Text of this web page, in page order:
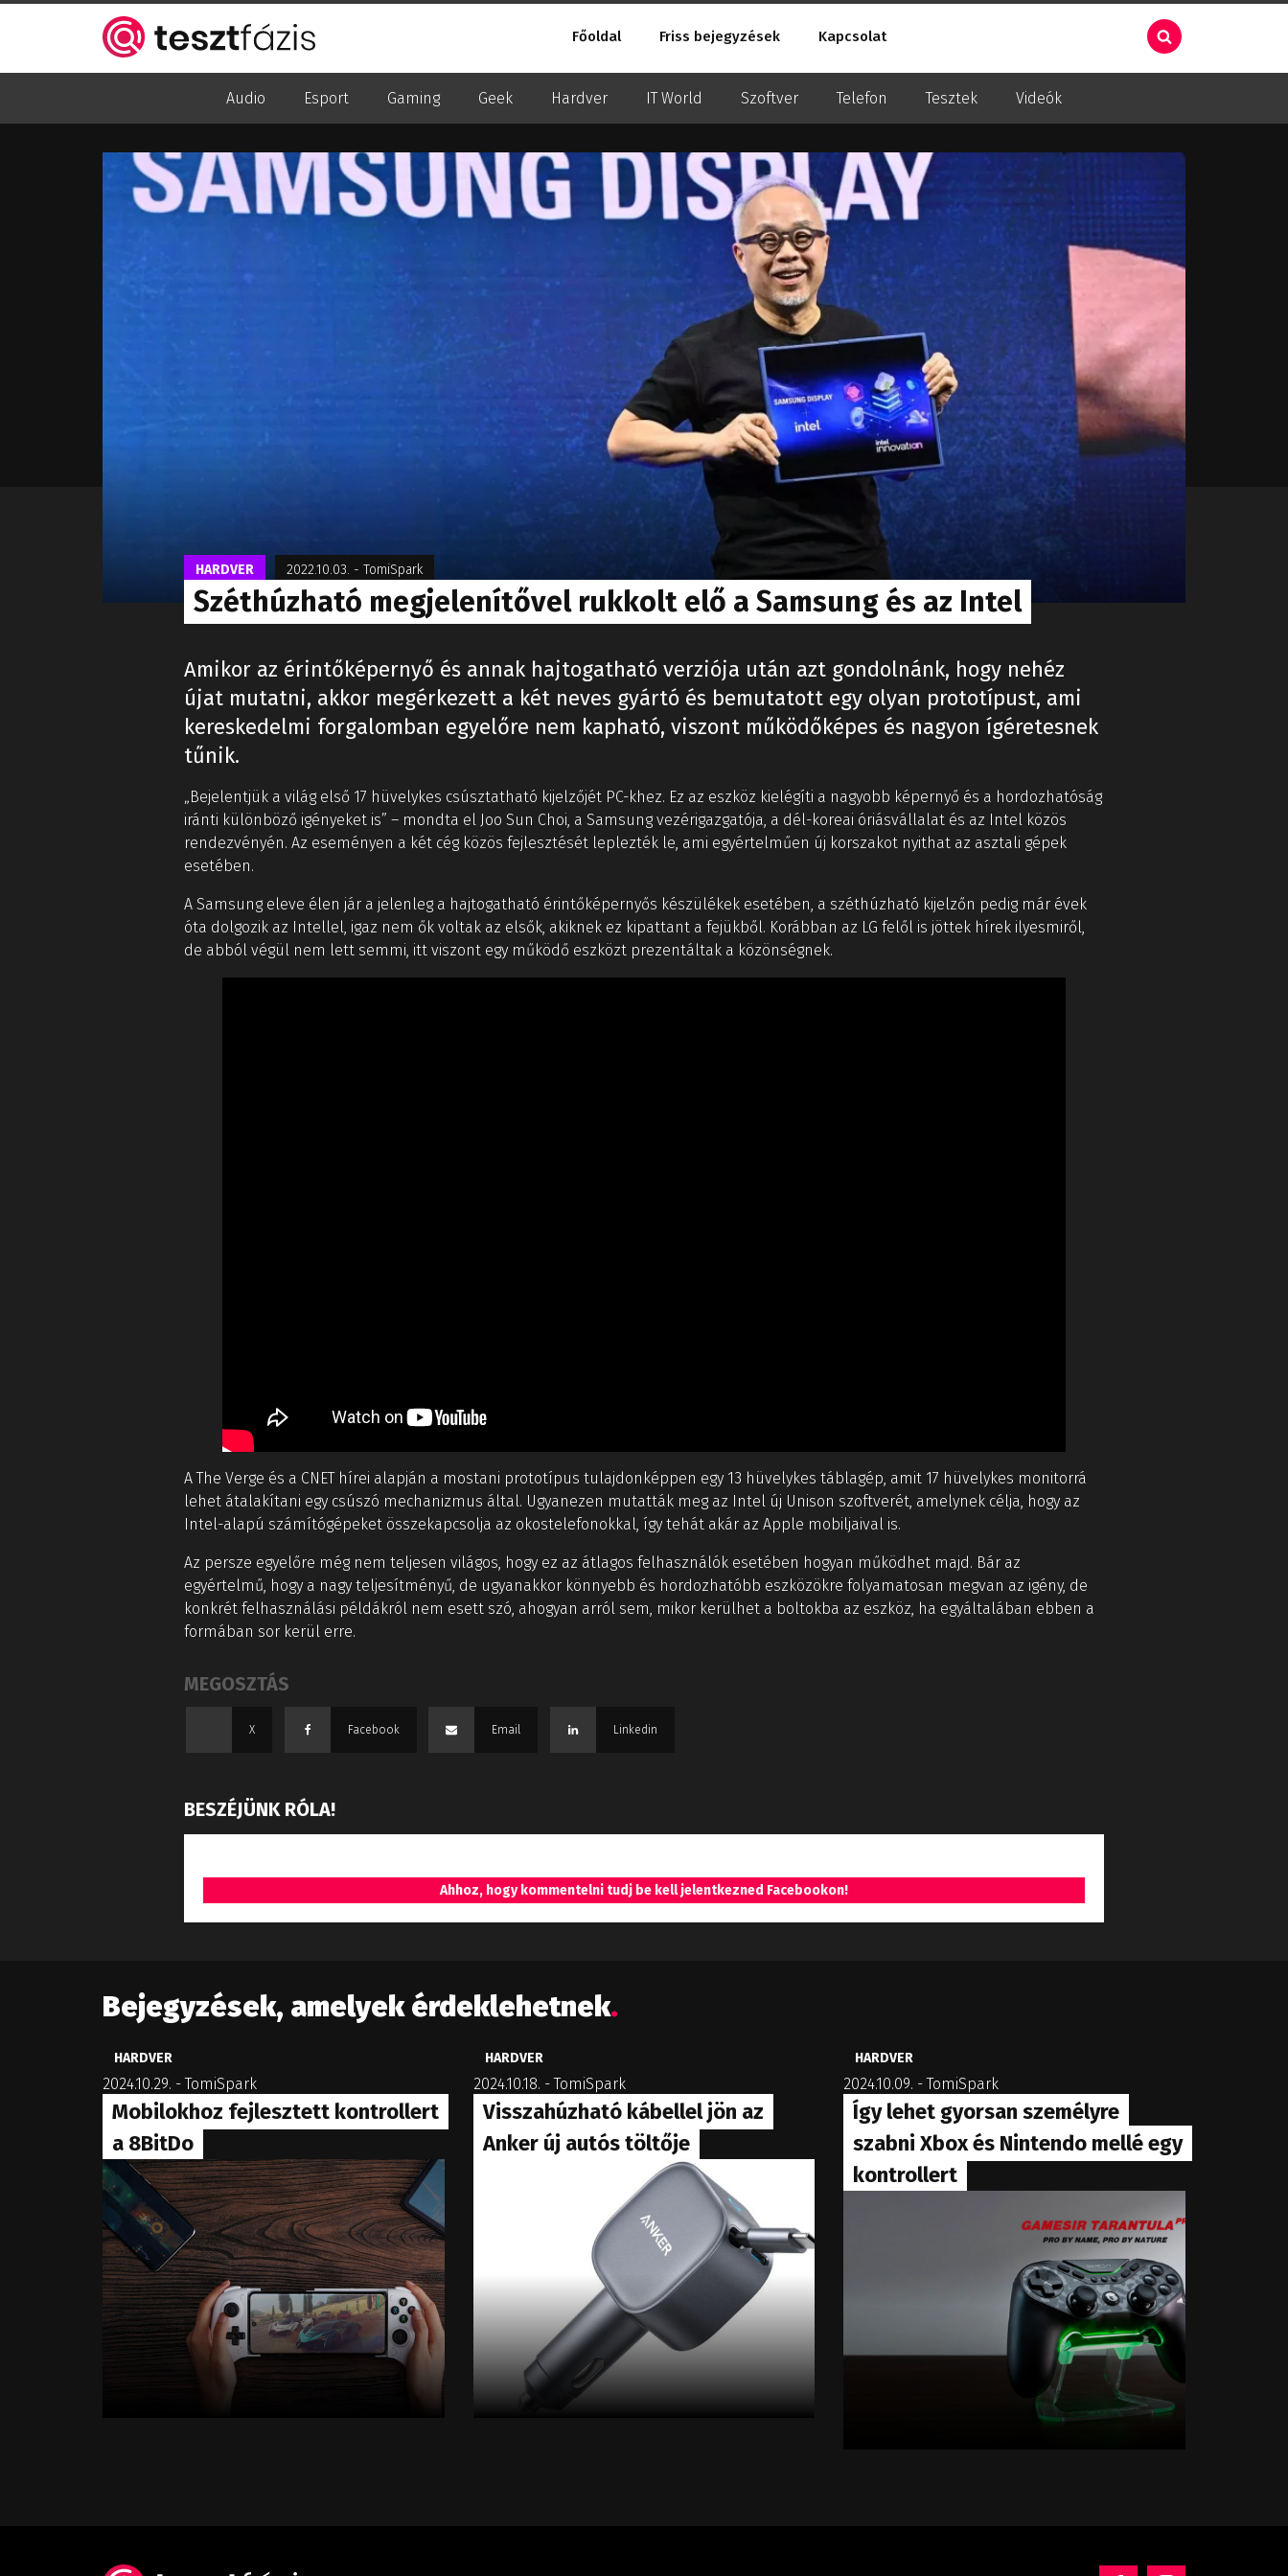
Főoldal Friss bejegyzések Kapcsolat
Audio Esport Gaming Geek Hardver IT World Szoftver Telefon Tesztek Videók
HARDVER 2022.10.03. - TomiSpark
Széthúzható megjelenítővel rukkolt elő a Samsung és az Intel
Amikor az érintőképernyő és annak hajtogatható verziója után azt gondolnánk, hogy nehéz
újat mutatni, akkor megérkezett a két neves gyártó és bemutatott egy olyan prototípust, ami
kereskedelmi forgalomban egyelőre nem kapható, viszont működőképes és nagyon ígéretesnek
tűnik.
„Bejelentjük a világ első 17 hüvelykes csúsztatható kijelzőjét PC-khez. Ez az eszköz kielégíti a nagyobb képernyő és a hordozhatóság
iránti különböző igényeket is” – mondta el Joo Sun Choi, a Samsung vezérigazgatója, a dél-koreai óriásvállalat és az Intel közös
rendezvényén. Az eseményen a két cég közös fejlesztését leplezték le, ami egyértelműen új korszakot nyithat az asztali gépek
esetében.
A Samsung eleve élen jár a jelenleg a hajtogatható érintőképernyős készülékek esetében, a széthúzható kijelzőn pedig már évek
óta dolgozik az Intellel, igaz nem ők voltak az elsők, akiknek ez kipattant a fejükből. Korábban az LG felől is jöttek hírek ilyesmiről,
de abból végül nem lett semmi, itt viszont egy működő eszközt prezentáltak a közönségnek.
A The Verge és a CNET hírei alapján a mostani prototípus tulajdonképpen egy 13 hüvelykes táblagép, amit 17 hüvelykes monitorrá
lehet átalakítani egy csúszó mechanizmus által. Ugyanezen mutatták meg az Intel új Unison szoftverét, amelynek célja, hogy az
Intel-alapú számítógépeket összekapcsolja az okostelefonokkal, így tehát akár az Apple mobiljaival is.
Az persze egyelőre még nem teljesen világos, hogy ez az átlagos felhasználók esetében hogyan működhet majd. Bár az
egyértelmű, hogy a nagy teljesítményű, de ugyanakkor könnyebb és hordozhatóbb eszközökre folyamatosan megvan az igény, de
konkrét felhasználási példákról nem esett szó, ahogyan arról sem, mikor kerülhet a boltokba az eszköz, ha egyáltalában ebben a
formában sor kerül erre.
MEGOSZTÁS
X Facebook Email Linkedin
BESZÉJÜNK RÓLA!
Ahhoz, hogy kommentelni tudj be kell jelentkezned Facebookon!
Bejegyzések, amelyek érdeklehetnek.
HARDVER
2024.10.29. -TomiSpark
Mobilokhoz fejlesztett kontrollert
a 8BitDo
HARDVER
2024.10.18. -TomiSpark
Visszahúzható kábellel jön az
Anker új autós töltője
HARDVER
2024.10.09. -TomiSpark
Így lehet gyorsan személyre
szabni Xbox és Nintendo mellé egy
kontrollert